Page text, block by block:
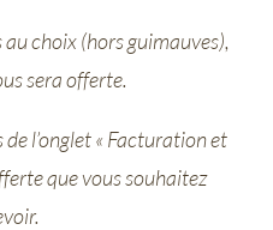
au choix (hors guimauves),
sera offerte.
l’onglet « Facturation et
que vous souhaitez